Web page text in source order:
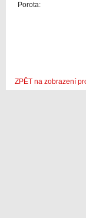
Porota:
ZPĚT na zobrazení